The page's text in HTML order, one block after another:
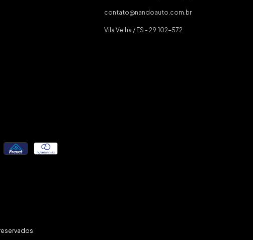
contato@nandoauto.com.br
Vila Velha / ES - 29.102-572